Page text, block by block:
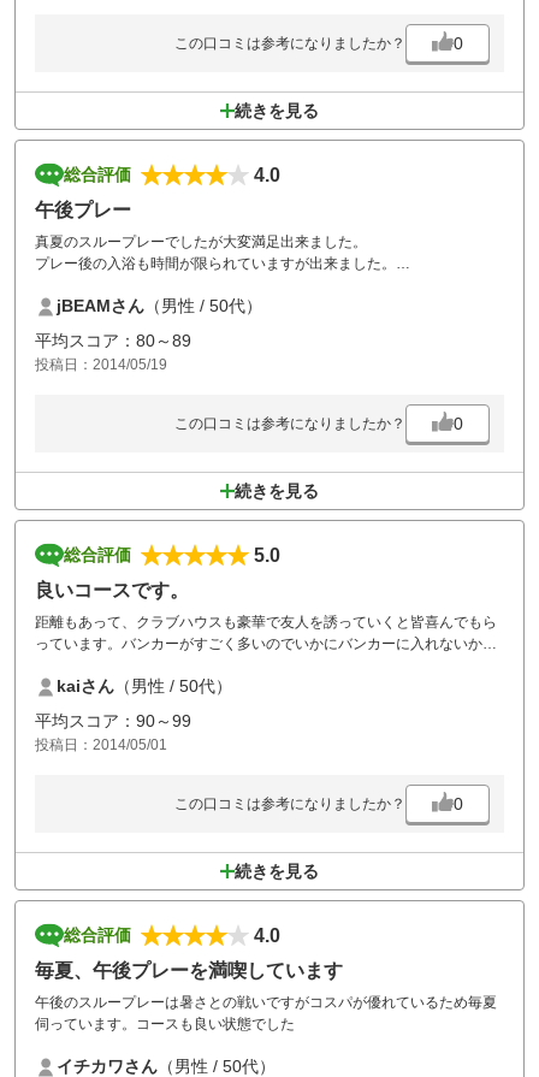
この口コミは参考になりましたか？ 0
続きを見る
総合評価
4.0
午後プレー
真夏のスループレーでしたが大変満足出来ました。
プレー後の入浴も時間が限られていますが出来ました。
jBEAMさん （男性 / 50代）
平均スコア：80～89
投稿日：2014/05/19
この口コミは参考になりましたか？ 0
続きを見る
総合評価
5.0
良いコースです。
距離もあって、クラブハウスも豪華で友人を誘っていくと皆喜んでもら
っています。バンカーがすごく多いのでいかにバンカーに入れないかが
とアンジュレーションに悩まされました。
kaiさん （男性 / 50代）
平均スコア：90～99
投稿日：2014/05/01
この口コミは参考になりましたか？ 0
続きを見る
総合評価
4.0
毎夏、午後プレーを満喫しています
午後のスループレーは暑さとの戦いですがコスパが優れているため毎夏
伺っています。コースも良い状態でした
イチカワさん （男性 / 50代）